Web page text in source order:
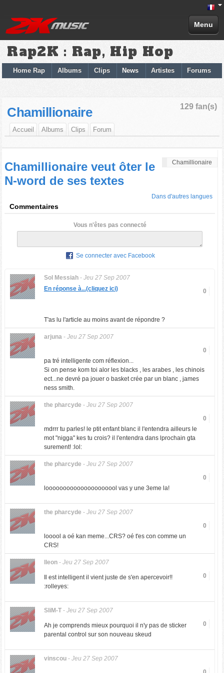
Menu
Rap2K : Rap, Hip Hop
Home Rap Albums Clips News Artistes Forums
129 fan(s)
Chamillionaire
Accueil Albums Clips Forum
Chamillionaire
Chamillionaire veut ôter le
N-word de ses textes
Dans d'autres langues
Commentaires
Vous n'êtes pas connecté
Se connecter avec Facebook
Sol Messiah- Jeu 27 Sep 2007
0
En réponse à...(cliquez ici)
T'as lu l'article au moins avant de répondre ?
arjuna- Jeu 27 Sep 2007
0
pa tré intelligente com réflexion...
Si on pense kom toi alor les blacks , les arabes , les chinois
ect...ne devré pa jouer o basket crée par un blanc , james
ness smith.
the pharcyde - Jeu 27 Sep 2007
0
mdrrr tu parles! le ptit enfant blanc il l'entendra ailleurs le
mot "nigga" kes tu crois? il l'entendra dans lprochain gta
surement! :lol:
the pharcyde - Jeu 27 Sep 2007
0
looooooooooooooooooool vas y une 3eme la!
the pharcyde - Jeu 27 Sep 2007
0
looool a oé kan meme...CRS? oé t'es con comme un
CRS!
lleon- Jeu 27 Sep 2007
0
Il est intelligent il vient juste de s'en apercevoir!!
:rolleyes:
SliM-T- Jeu 27 Sep 2007
0
Ah je comprends mieux pourquoi il n'y pas de sticker
parental control sur son nouveau skeud
vinscou- Jeu 27 Sep 2007